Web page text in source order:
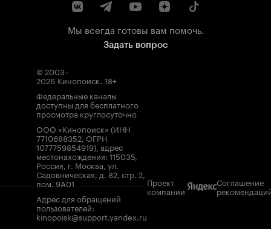
Мы всегда готовы вам помочь.
Задать вопрос
© 2003–
2026 Кинопоиск. 18+
Федеральные каналы
доступны для бесплатного
просмотра круглосуточно
ООО «Кинопоиск» (ИНН
7710688352, ОГРН
1077759854919), адрес
местонахождения: 115035,
Россия, г. Москва, ул.
Садовническая, д. 82, стр. 2,
пом. 9А01
Адрес для обращений
пользователей:
kinopoisk@support.yandex.ru
Проект
компании
Соглашение